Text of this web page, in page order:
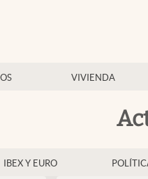
VIVIENDA
IBEX Y EURO